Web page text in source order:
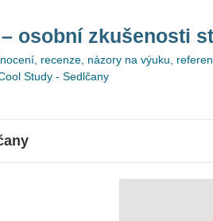
– osobní zkušenosti
recenze, názory na výuku,
Study - Sedlčany